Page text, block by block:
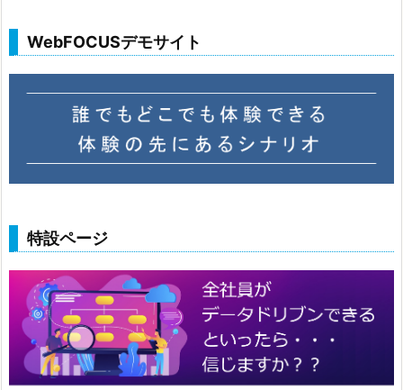
WebFOCUSデモサイト
特設ページ